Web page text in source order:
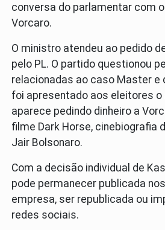
conversa do parlamentar com o
Vorcaro.
O ministro atendeu ao pedido
pelo PL. O partido questionou
relacionadas ao caso Master e
foi apresentado aos eleitores o
aparece pedindo dinheiro a
filme Dark Horse, cinebiografia
Jair Bolsonaro.
Com a decisão individual de
pode permanecer publicada
empresa, ser republicada ou
redes sociais.